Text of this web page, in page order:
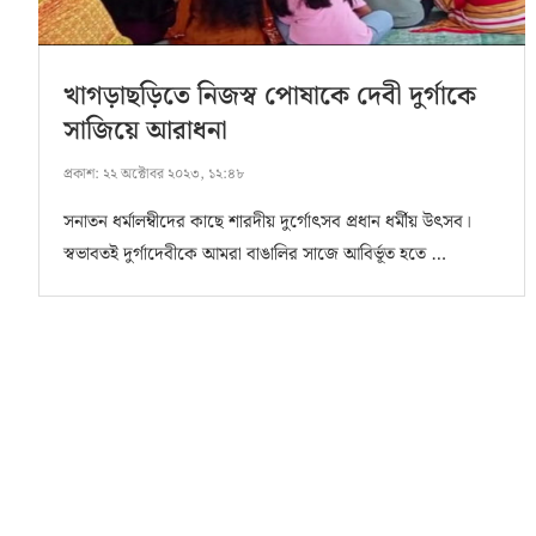
খাগড়াছড়িতে নিজস্ব পোষাকে দেবী দুর্গাকে
সাজিয়ে আরাধনা
প্রকাশ: ২২ অক্টোবর ২০২৩, ১২:৪৮
সনাতন ধর্মালম্বীদের কাছে শারদীয় দুর্গোৎসব প্রধান ধর্মীয় উৎসব।
স্বভাবতই দুর্গাদেবীকে আমরা বাঙালির সাজে আবির্ভূত হতে …